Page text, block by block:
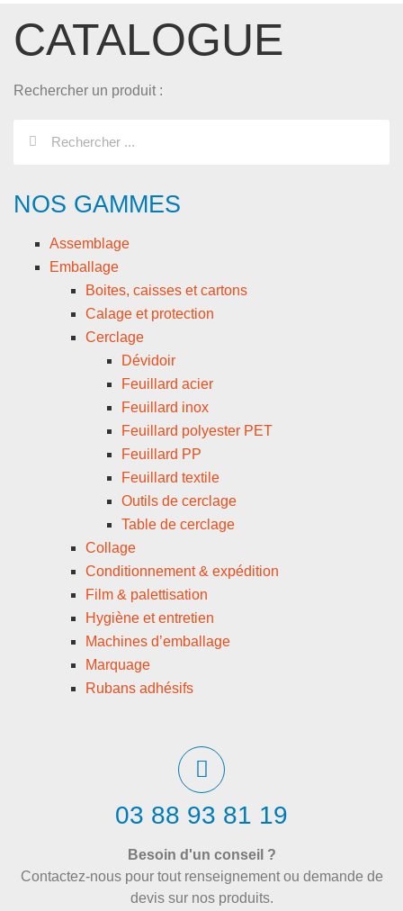
CATALOGUE
Rechercher un produit :
NOS GAMMES
Assemblage
Emballage
Boites, caisses et cartons
Calage et protection
Cerclage
Dévidoir
Feuillard acier
Feuillard inox
Feuillard polyester PET
Feuillard PP
Feuillard textile
Outils de cerclage
Table de cerclage
Collage
Conditionnement & expédition
Film & palettisation
Hygiène et entretien
Machines d’emballage
Marquage
Rubans adhésifs
03 88 93 81 19
Besoin d'un conseil ?
Contactez-nous pour tout renseignement ou demande de
devis sur nos produits.